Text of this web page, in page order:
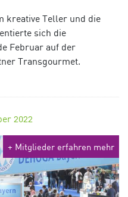
kreative Teller und die
sich die
Februar auf der
Transgourmet.
2022
+ Mitglieder erfahren mehr